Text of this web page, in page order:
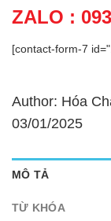
ZALO :
[contact-form-7
Author: Hóa
03/01/2025
MÔ TẢ
TỪ KHÓA